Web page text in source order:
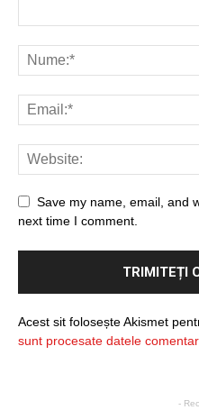
Save my name, email, and
next time I comment.
Acest sit folosește Akismet
sunt procesate datele
-